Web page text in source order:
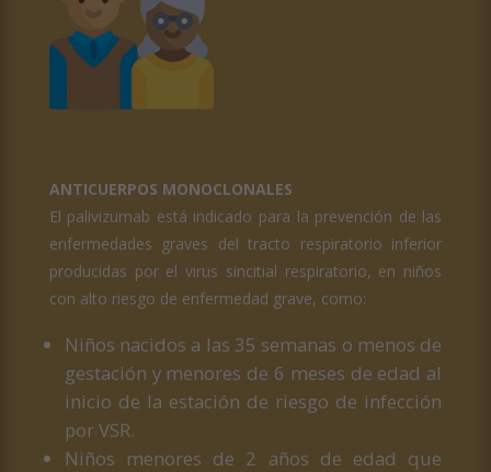
ANTICUERPOS MONOCLONALES
El palivizumab está indicado para la prevención de las
enfermedades graves del tracto respiratorio inferior
producidas por el virus sincitial respiratorio, en niños
con alto riesgo de enfermedad grave, como:
Niños nacidos a las 35 semanas o menos de
gestación y menores de 6 meses de edad al
inicio de la estación de riesgo de infección
por VSR.
Niños menores de 2 años de edad que